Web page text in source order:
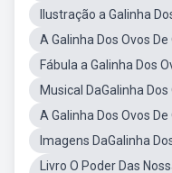
Ilustração a Galinha
A Galinha Dos Ovos
Fábula a Galinha Dos
Musical DaGalinha Dos
A Galinha Dos Ovos De
Imagens DaGalinha
Livro O Poder Das